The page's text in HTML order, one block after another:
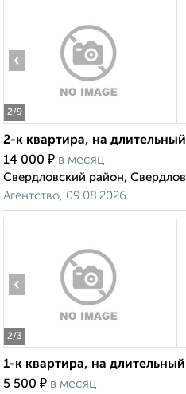
2/9
‹
2-к квартира, на
14 000 ₽ в месяц
Свердловский район,
Агентство, 09.08.2026
2/3
‹
1-к квартира, на
5 500 ₽ в месяц